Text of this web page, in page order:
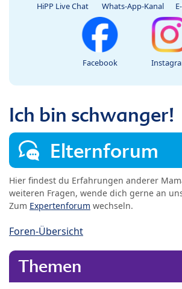
HiPP Live Chat Whats-App-Kanal
Facebook
Ich bin schwanger!
Elternforum
Hier findest du Erfahrungen anderer
weiteren Fragen, wende dich gerne an
Zum Expertenforum wechseln.
Foren-Übersicht
Themen